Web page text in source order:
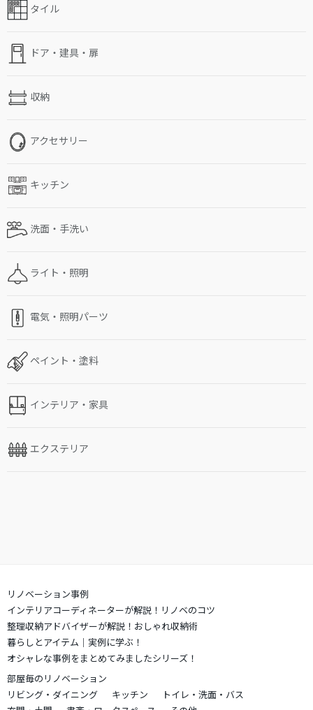
タイル
ドア・建具・扉
収納
アクセサリー
キッチン
洗面・手洗い
ライト・照明
電気・照明パーツ
ペイント・塗料
インテリア・家具
エクステリア
リノベーション事例
インテリアコーディネーターが解説！リノベのコツ
整理収納アドバイザーが解説！おしゃれ収納術
暮らしとアイテム｜実例に学ぶ！
オシャレな事例をまとめてみましたシリーズ！
部屋毎のリノベーション
リビング・ダイニング
キッチン
トイレ・洗面・バス